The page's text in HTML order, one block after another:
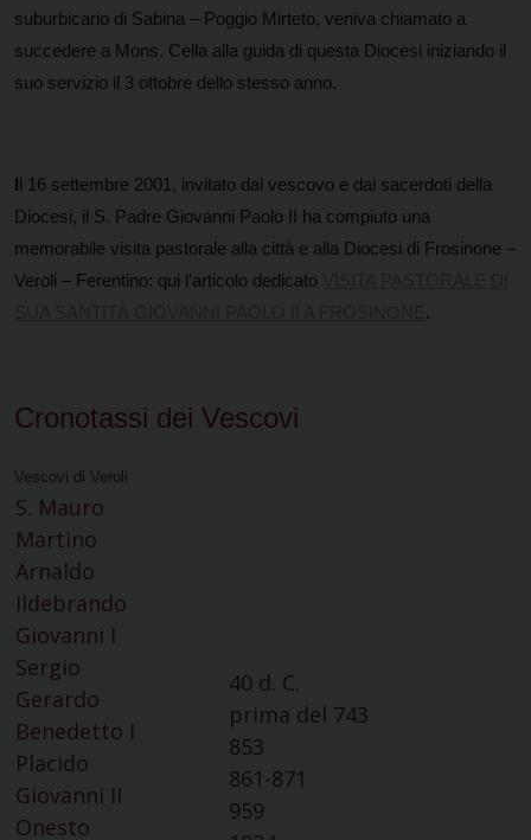
suburbicario di Sabina – Poggio Mirteto, veniva chiamato a
succedere a Mons. Cella alla guida di questa Diocesi iniziando il
suo servizio il 3 ottobre dello stesso anno.
l 16 settembre 2001, invitato dal vescovo e dai sacerdoti della
Diocesi, il S. Padre Giovanni Paolo II ha compiuto una
memorabile visita pastorale alla città e alla Diocesi di Frosinone –
Veroli – Ferentino: qui l’articolo dedicato VISITA PASTORALE DI
SUA SANTITÀ GIOVANNI PAOLO II A FROSINONE.
Cronotassi dei Vescovi
Vescovi di Veroli
S. Mauro
Martino
Arnaldo
Ildebrando
Giovanni I
Sergio
Gerardo
Benedetto I
Placido
Giovanni II
Onesto
40 d. C.
prima del 743
853
861-871
959